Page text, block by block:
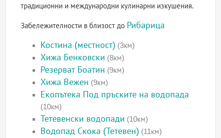
традиционни и международни кулинарни изкушения.
Забележителности в близост до Рибарица
Костина (местност) (3км)
Хижа Бенковски (8км)
Резерват Боатин (9км)
Хижа Вежен (9км)
Екопътека Под пръските на водопада
(10км)
Тетевенски водопади (10км)
Водопад Скока (Тетевен) (11км)